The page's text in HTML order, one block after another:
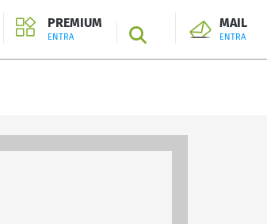
PREMIUM
ENTRA SEARCH
MAIL
ENTRA